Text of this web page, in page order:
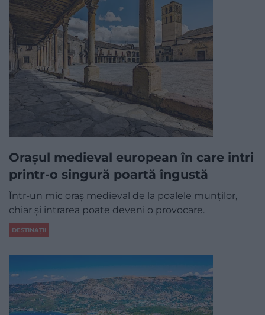
Orașul medieval european în care intri
printr-o singură poartă îngustă
Într-un mic oraș medieval de la poalele munților,
chiar și intrarea poate deveni o provocare.
DESTINAȚII